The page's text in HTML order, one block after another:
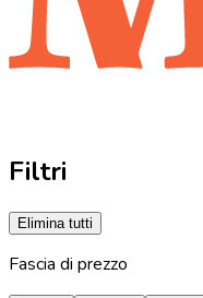
Filtri
Elimina tutti
Fascia di prezzo